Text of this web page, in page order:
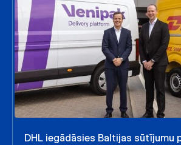
DHL iegādāsies Baltijas sūtījumu